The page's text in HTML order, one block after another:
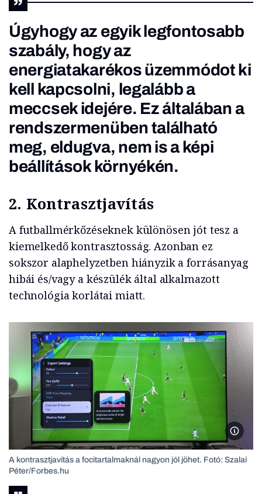
Úgyhogy az egyik legfontosabb
szabály, hogy az
energiatakarékos üzemmódot ki
kell kapcsolni, legalább a
meccsek idejére. Ez általában a
rendszermenüben található
meg, eldugva, nem is a képi
beállítások környékén.
2. Kontrasztjavítás
A futballmérkőzéseknek különösen jót tesz a
kiemelkedő kontrasztosság. Azonban ez
sokszor alaphelyzetben hiányzik a forrásanyag
hibái és/vagy a készülék által alkalmazott
technológia korlátai miatt.
Fotó:
A kontrasztjavítás a focitartalmaknál nagyon jól jöhet. Fotó: Szalai
Péter/Forbes.hu